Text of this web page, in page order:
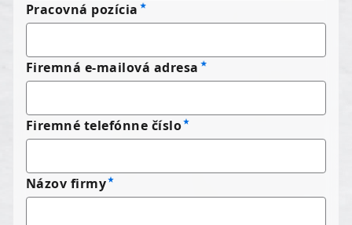
Pracovná pozícia
Firemná e-mailová adresa
Firemné telefónne číslo
Názov firmy